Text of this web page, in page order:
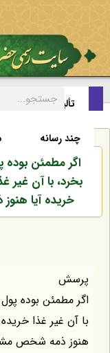
تألیفات
چند رسانه
اگر مطمئن بوده
بخرد، با آن غیر
خریده آیا
پرسش
اگر مطمئن بوده پول
با آن غیر غذا
هنوز ذمه شخص